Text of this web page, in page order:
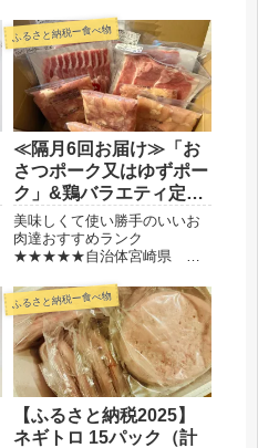
味期限1ヶ月ほど選んだ理由大
容量でコスパがいいから飛騨
牛が美味しそうだから◆レビ
ュー今まではすき焼き用のお
肉をいただいていたけれど、
我が家...
ふるさと納税ー食べ物
≪隔月6回お届け≫「お
さつポーク又はゆずポー
ク」&鶏バラエティ定期
便 ¥108,000
美味しくて使い勝手のいいお
肉達おすすめランク
★★★★★自治体宮崎県 都
品 大容量だけど真空パック
で１つ１つは薄い選んだ理由
宮崎県都城市のお肉は美味し
いから真空パックで嵩張らな
いから◆レビューお肉の定期
便、豚肉...
ふるさと納税ー食べ物
【ふるさと納税2025】
ネギトロ 15パック（計